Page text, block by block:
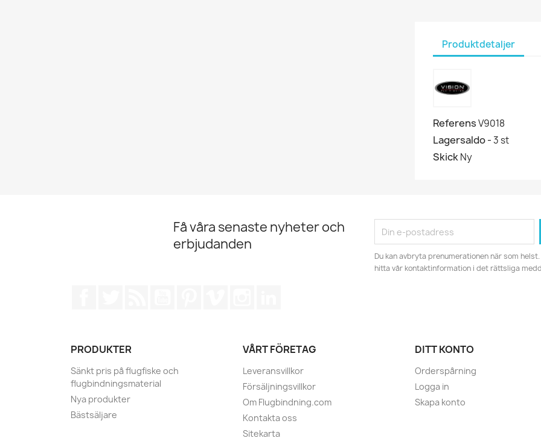
Produktdetaljer
ReferensV9018
Lagersaldo -3 st
SkickNy
Få våra senaste nyheter och
erbjudanden
Du kan avbryta prenumerationen när som
hitta vår kontaktinformation i det rättsliga
PRODUKTER
Sänkt pris på flugfiske och
flugbindningsmaterial
Nya produkter
Bästsäljare
VÅRT FÖRETAG
Leveransvillkor
Försäljningsvillkor
Om Flugbindning.com
Kontakta oss
Sitekarta
DITT KONTO
Orderspårning
Logga in
Skapa konto